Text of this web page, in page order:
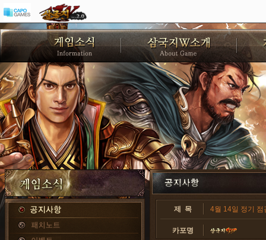
제 목 4월 14일 정기 점
카포명